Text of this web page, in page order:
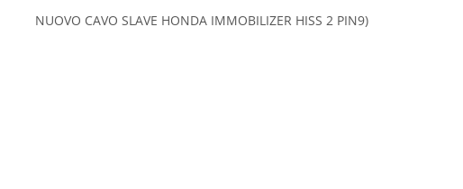
NUOVO CAVO SLAVE HONDA IMMOBILIZER HISS 2 PIN9)